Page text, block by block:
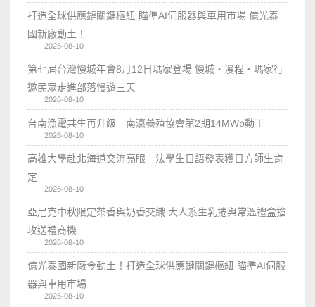
打造全球供應鏈關鍵樞紐 瞄準AI伺服器與車用市場 億光泰
國新廠動土！
2026-08-10
第七屆台灣慢城年會8月12日瑪家登場 慢城・漫程・瑪家行
邀民眾走進部落慢遊三天
2026-08-10
台南漁電共生再升級 南瀛養殖協會第2期14MWp動工
2026-08-10
高雄大學赴北海道交流亮眼 法學生日語發表獲日方師生肯
定
2026-08-10
亞尼克中秋限定茶香與奶香交織 大人系生乳捲與常溫禮盒搶
攻送禮商機
2026-08-10
億光泰國新廠今動土！打造全球供應鏈關鍵樞紐 瞄準AI伺服
器與車用市場
2026-08-10